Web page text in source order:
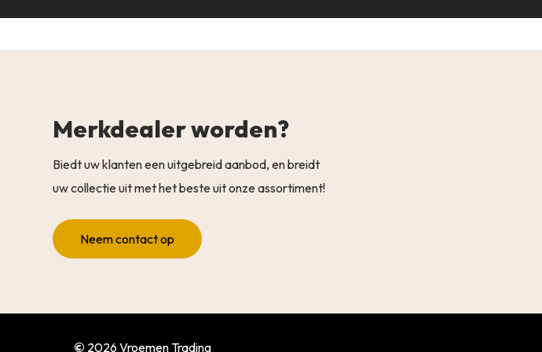
Merkdealer worden?
Biedt uw klanten een uitgebreid aanbod, en breidt
uw collectie uit met het beste uit onze assortiment!
Neem contact op
© 2026Vroemen Trading